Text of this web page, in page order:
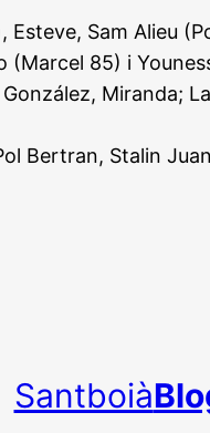
Sam Alieu
85) i
Miranda;
Bertran, Stalin
Santboià